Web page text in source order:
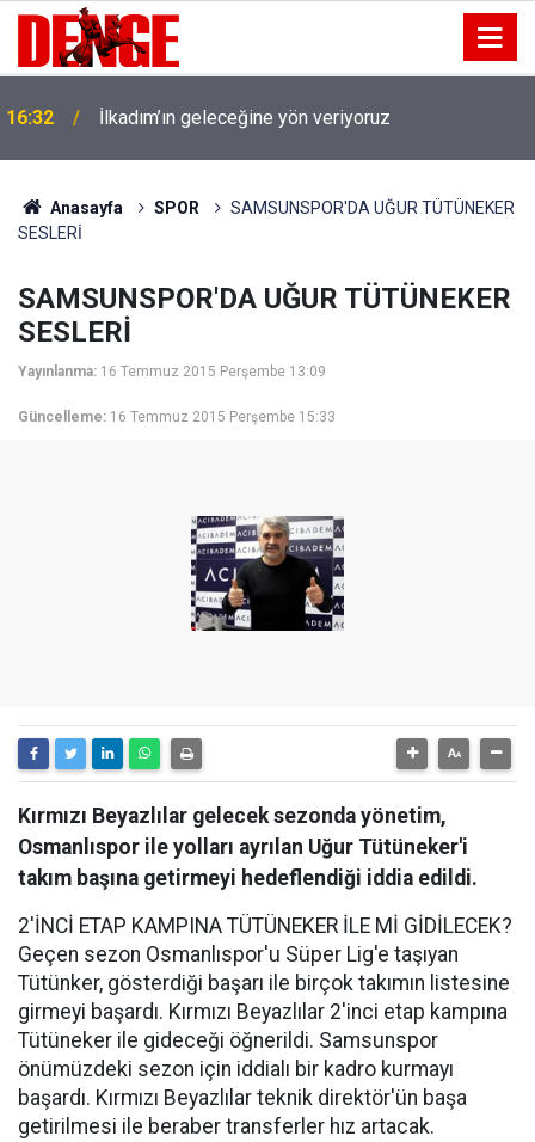
16:32 İlkadım’ın geleceğine yön veriyoruz
Anasayfa SPOR
SAMSUNSPOR'DA UĞUR TÜTÜNEKER
SESLERİ
SAMSUNSPOR'DA UĞUR TÜTÜNEKER
SESLERİ
Yayınlanma: 16 Temmuz 2015 Perşembe 13:09
Güncelleme: 16 Temmuz 2015 Perşembe 15:33
Kırmızı Beyazlılar gelecek sezonda yönetim,
Osmanlıspor ile yolları ayrılan Uğur Tütüneker'i
takım başına getirmeyi hedeflendiği iddia edildi.
2'İNCİ ETAP KAMPINA TÜTÜNEKER İLE Mİ GİDİLECEK?
Geçen sezon Osmanlıspor'u Süper Lig'e taşıyan
Tütünker, gösterdiği başarı ile birçok takımın listesine
girmeyi başardı. Kırmızı Beyazlılar 2'inci etap kampına
Tütüneker ile gideceği öğnerildi. Samsunspor
önümüzdeki sezon için iddialı bir kadro kurmayı
başardı. Kırmızı Beyazlılar teknik direktör'ün başa
getirilmesi ile beraber transferler hız artacak.